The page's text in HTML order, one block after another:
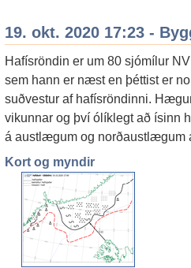
19. okt. 2020 17:23 -
Hafísröndin er um 80 sjómílur
sem hann er næst en þéttist er
suðvestur af hafísröndinni.
vikunnar og því ólíklegt að ísinn
á austlægum og norðaustlægum
Kort og myndir